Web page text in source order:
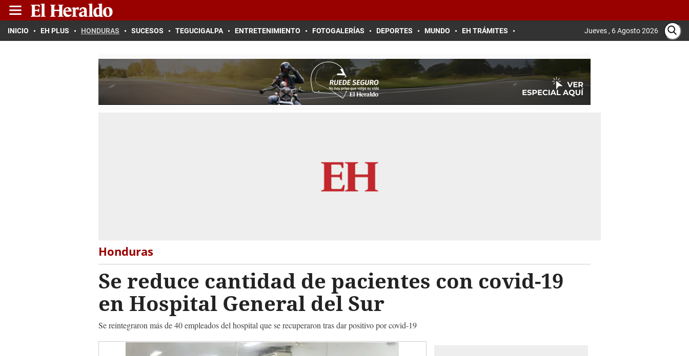
INICIO EH PLUS HONDURAS SUCESOS TEGUCIGALPA ENTRETENIMIENTO FOTOGALERÍAS DEPORTES MUNDO EH TRÁMITES Jueves , 6 Agosto 2026
Honduras
Se reduce cantidad de pacientes con covid-19
en Hospital General del Sur
Se reintegraron más de 40 empleados del hospital que se recuperaron tras dar positivo por covid-19